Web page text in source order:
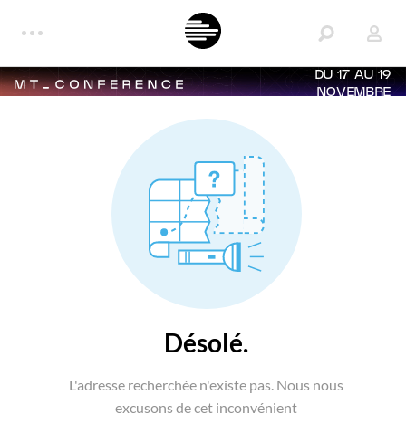
DU 17 AU 19
NOVEMBRE
Désolé.
L'adresse recherchée n'existe pas. Nous nous
excusons de cet inconvénient